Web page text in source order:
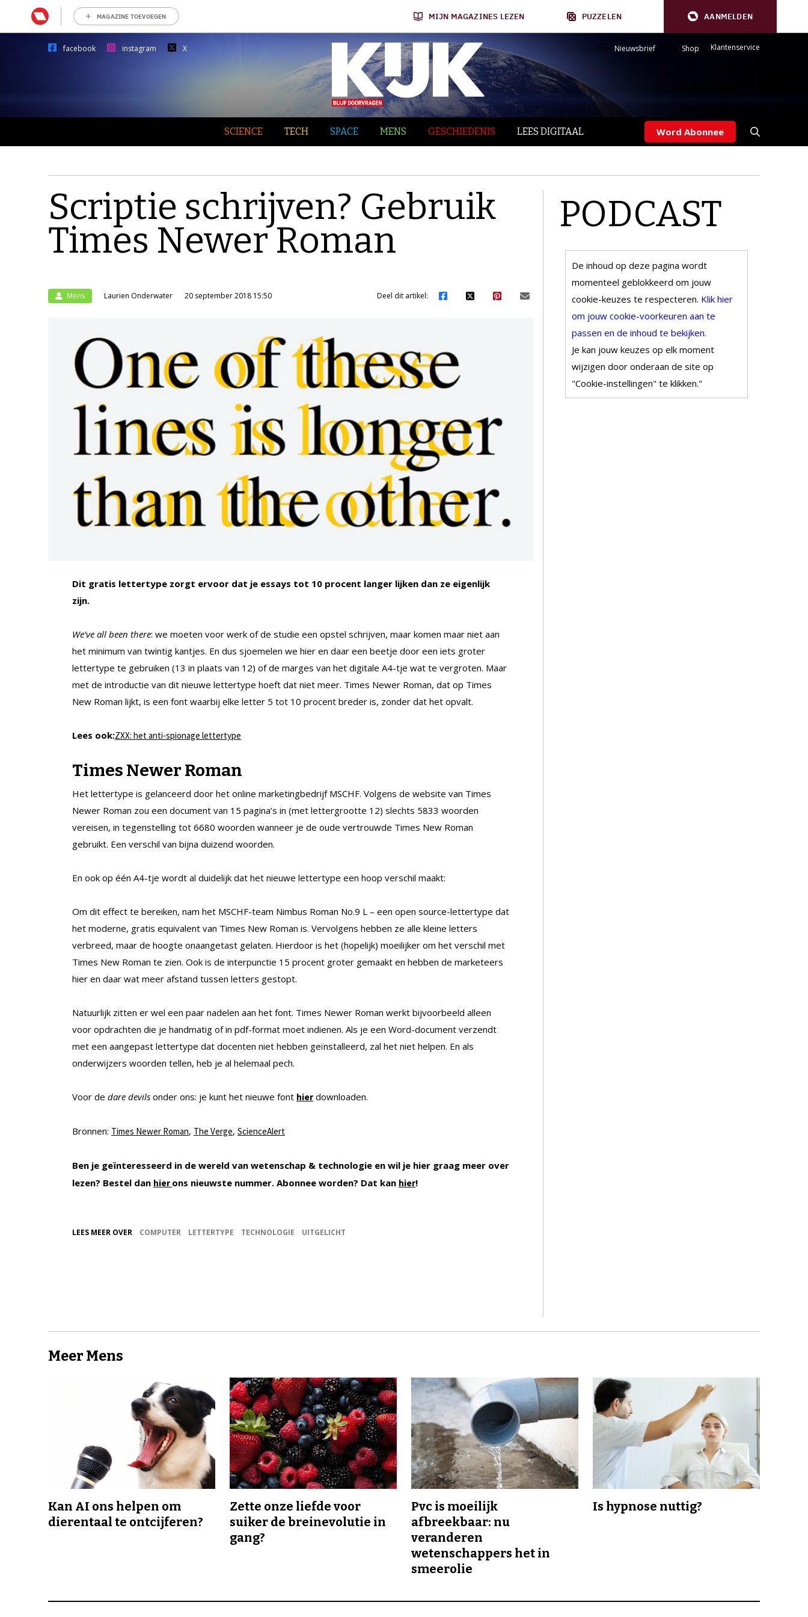
MAGAZINE TOEVOEGEN MIJN MAGAZINES LEZEN PUZZELEN AANMELDEN
facebook instagram X Nieuwsbrief Shop Klantenservice
SCIENCE TECH SPACE MENS GESCHIEDENIS LEES DIGITAAL Word Abonnee
Scriptie schrijven? Gebruik
Times Newer Roman
Mens Laurien Onderwater 20 september 2018 15:50 Deel dit artikel:
Dit gratis lettertype zorgt ervoor dat je essays tot 10 procent langer lijken dan ze eigenlijk
zijn.
We’ve all been there: we moeten voor werk of de studie een opstel schrijven, maar komen maar niet aan
het minimum van twintig kantjes. En dus sjoemelen we hier en daar een beetje door een iets groter
lettertype te gebruiken (13 in plaats van 12) of de marges van het digitale A4-tje wat te vergroten. Maar
met de introductie van dit nieuwe lettertype hoeft dat niet meer. Times Newer Roman, dat op Times
New Roman lijkt, is een font waarbij elke letter 5 tot 10 procent breder is, zonder dat het opvalt.
Lees ook:ZXX: het anti-spionage lettertype
Times Newer Roman
Het lettertype is gelanceerd door het online marketingbedrijf MSCHF. Volgens de website van Times
Newer Roman zou een document van 15 pagina’s in (met lettergrootte 12) slechts 5833 woorden
vereisen, in tegenstelling tot 6680 woorden wanneer je de oude vertrouwde Times New Roman
gebruikt. Een verschil van bijna duizend woorden.
En ook op één A4-tje wordt al duidelijk dat het nieuwe lettertype een hoop verschil maakt:
Om dit effect te bereiken, nam het MSCHF-team Nimbus Roman No.9 L – een open source-lettertype dat
het moderne, gratis equivalent van Times New Roman is. Vervolgens hebben ze alle kleine letters
verbreed, maar de hoogte onaangetast gelaten. Hierdoor is het (hopelijk) moeilijker om het verschil met
Times New Roman te zien. Ook is de interpunctie 15 procent groter gemaakt en hebben de marketeers
hier en daar wat meer afstand tussen letters gestopt.
Natuurlijk zitten er wel een paar nadelen aan het font. Times Newer Roman werkt bijvoorbeeld alleen
voor opdrachten die je handmatig of in pdf-format moet indienen. Als je een Word-document verzendt
met een aangepast lettertype dat docenten niet hebben geïnstalleerd, zal het niet helpen. En als
onderwijzers woorden tellen, heb je al helemaal pech.
Voor de dare devils onder ons: je kunt het nieuwe font hier downloaden.
Bronnen: Times Newer Roman, The Verge, ScienceAlert
Ben je geïnteresseerd in de wereld van wetenschap & technologie en wil je hier graag meer over
lezen? Bestel dan hier ons nieuwste nummer. Abonnee worden? Dat kan hier!
LEES MEER OVER COMPUTER LETTERTYPE TECHNOLOGIE UITGELICHT
PODCAST
De inhoud op deze pagina wordt
momenteel geblokkeerd om jouw
cookie-keuzes te respecteren. Klik hier
om jouw cookie-voorkeuren aan te
passen en de inhoud te bekijken.
Je kan jouw keuzes op elk moment
wijzigen door onderaan de site op
"Cookie-instellingen" te klikken."
Meer Mens
Kan AI ons helpen om
dierentaal te ontcijferen?
Zette onze liefde voor
suiker de breinevolutie in
gang?
Pvc is moeilijk
afbreekbaar: nu
veranderen
wetenschappers het in
smeerolie
Is hypnose nuttig?